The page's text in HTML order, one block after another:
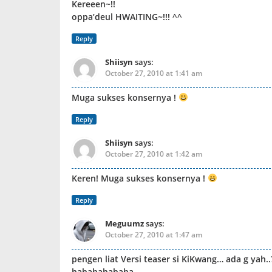
Kereeen~!!
oppa’deul HWAITING~!!! ^^
Reply
Shiisyn says:
October 27, 2010 at 1:41 am
Muga sukses konsernya !
Reply
Shiisyn says:
October 27, 2010 at 1:42 am
Keren! Muga sukses konsernya !
Reply
Meguumzsays:
October 27, 2010 at 1:47 am
pengen liat Versi teaser si KiKwang… ada g